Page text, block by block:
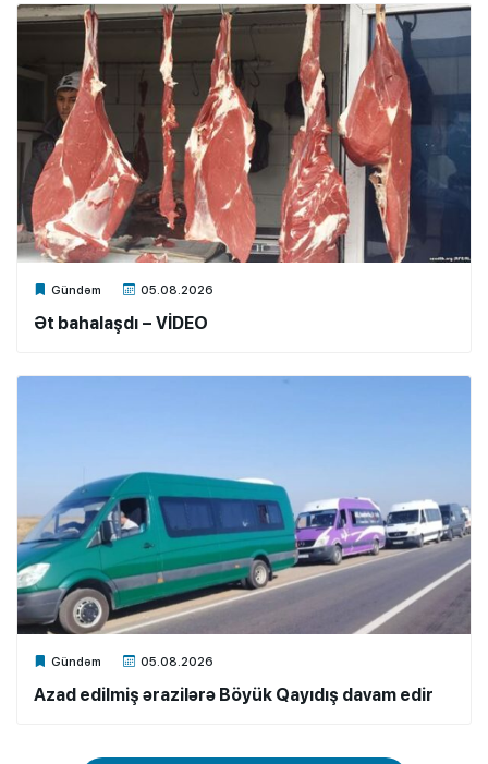
Gündəm 05.08.2026
Xalq.Online
Ət bahalaşdı – VİDEO
Gündəm 05.08.2026
Xalq.Online
Azad edilmiş ərazilərə Böyük Qayıdış davam edir